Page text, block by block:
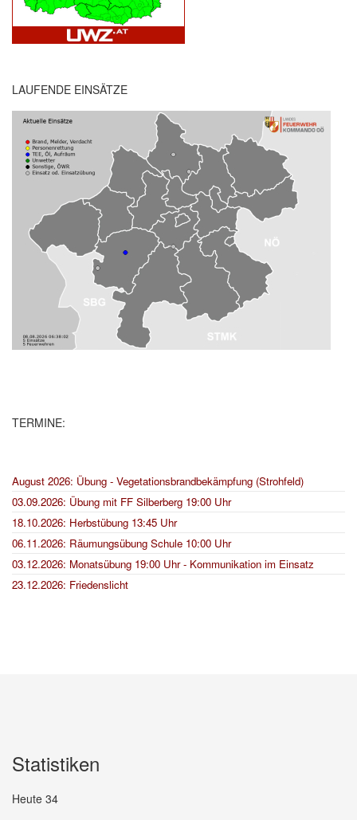
LAUFENDE EINSÄTZE
TERMINE:
August 2026: Übung - Vegetationsbrandbekämpfung (Strohfeld)
03.09.2026: Übung mit FF Silberberg 19:00 Uhr
18.10.2026: Herbstübung 13:45 Uhr
06.11.2026: Räumungsübung Schule 10:00 Uhr
03.12.2026: Monatsübung 19:00 Uhr - Kommunikation im Einsatz
23.12.2026: Friedenslicht
Statistiken
Heute 34